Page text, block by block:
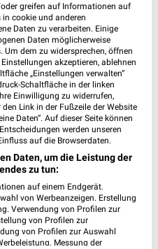
Ems ab Mo. den
BLÄTTERN
greifen auf Informationen auf
in cookie und anderen
Daten zu verarbeiten. Einige
Daten möglicherweise
Um dem zu widersprechen, öffnen
akzeptieren, ablehnen
„Einstellungen verwalten“
Schaltfläche in der linken
Einwilligung zu widerrufen,
Link in der Fußzeile der Website
Daten“. Auf dieser Seite können
werden unseren
auf die Browserdaten.
Daten, um die Leistung der
zu tun:
auf einem Endgerät.
von Werbeanzeigen. Erstellung
Verwendung von Profilen zur
von Profilen zur
von Profilen zur Auswahl
Messung der